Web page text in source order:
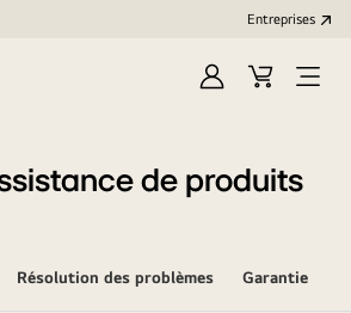
Entreprises​
OuvrirCart
Open
de produits
Résolution des problèmes Garantie